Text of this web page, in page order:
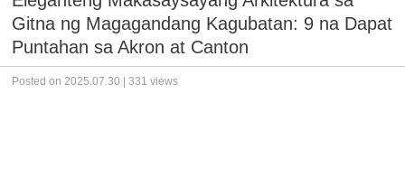
Gitna ng Magagandang Kagubatan: 9 na Dapat
Puntahan sa Akron at Canton
Posted on 2025.07.30 | 331 views